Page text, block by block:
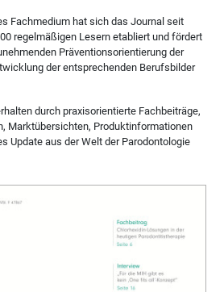
Fachmedium hat sich das Journal seit
regelmäßigen Lesern etabliert und fördert
Präventionsorientierung der
der entsprechenden Berufsbilder
durch praxisorientierte Fachbeiträge,
Marktübersichten, Produktinformationen
Update aus der Welt der Parodontologie